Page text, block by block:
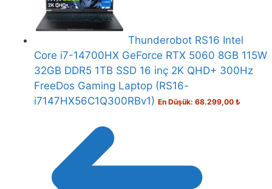
Thunderobot RS16 Intel
Core i7-14700HX GeForce RTX 5060 8GB 115W
32GB DDR5 1TB SSD 16 inç 2K QHD+ 300Hz
FreeDos Gaming Laptop (RS16-
i7147HX56C1Q300RBv1) En Düşük: 68.299,00 ₺